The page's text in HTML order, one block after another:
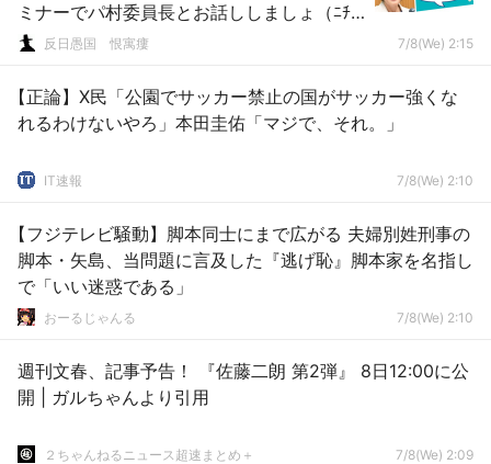
ミナーでパ村委員長とお話ししましょ（ﾆﾁｬ
ｧｧｱｱ）」
反日愚国 恨寓瘻 7/8(We) 2:15
【正論】X民「公園でサッカー禁止の国がサッカー強くな
れるわけないやろ」本田圭佑「マジで、それ。」
IT速報 7/8(We) 2:10
【フジテレビ騒動】脚本同士にまで広がる 夫婦別姓刑事の
脚本・矢島、当問題に言及した『逃げ恥』脚本家を名指し
で「いい迷惑である」
おーるじゃんる 7/8(We) 2:10
週刊文春、記事予告！ 『佐藤二朗 第2弾』 8日12:00に公
開 | ガルちゃんより引用
２ちゃんねるニュース超速まとめ＋ 7/8(We) 2:09